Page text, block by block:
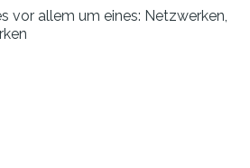
vor allem um eines: Netzwerken,